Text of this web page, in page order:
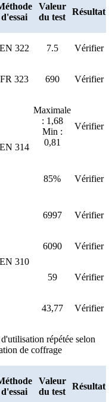
d'essai
Valeur
du test
Résultat
EN 322 7.5 Vérifier
FR 323 690 Vérifier
EN 314
Maximale
: 1,68
Min :
0,81
Vérifier
85% Vérifier
EN 310
6997 Vérifier
6090 Vérifier
59 Vérifier
43,77 Vérifier
répétée selon
de coffrage
d'essai
Valeur
du test
Résultat